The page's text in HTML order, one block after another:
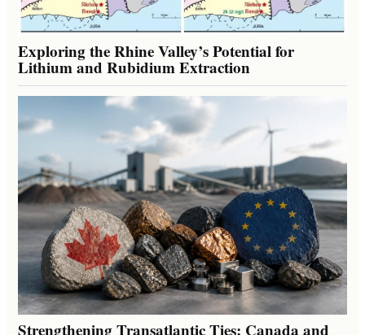
Exploring the Rhine Valley’s Potential for
Lithium and Rubidium Extraction
Strengthening Transatlantic Ties: Canada and